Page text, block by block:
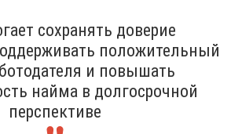
сохранять доверие
положительный
и повышать
найма в долгосрочной
перспективе